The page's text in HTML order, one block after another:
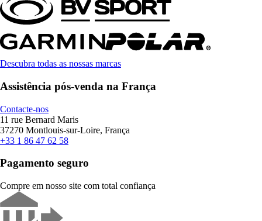
Descubra todas as nossas marcas
Assistência pós-venda na França
Contacte-nos
11 rue Bernard Maris
37270 Montlouis-sur-Loire, França
+33 1 86 47 62 58
Pagamento seguro
Compre em nosso site com total confiança